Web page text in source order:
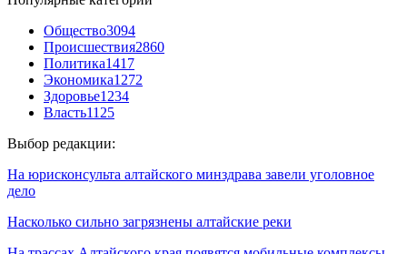
Общество3094
Происшествия2860
Политика1417
Экономика1272
Здоровье1234
Власть1125
Выбор редакции:
На юрисконсульта алтайского минздрава завели уголовное
дело
Насколько сильно загрязнены алтайские реки